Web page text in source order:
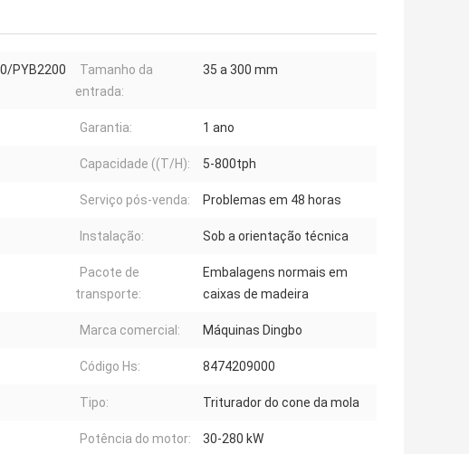
PYB2200
Tamanho da
entrada:
35 a 300 mm
Garantia: 1 ano
Capacidade ((T/H): 5-800tph
Serviço pós-venda: Problemas em 48 horas
Instalação: Sob a orientação técnica
Pacote de
transporte:
Embalagens normais em
caixas de madeira
Marca comercial: Máquinas Dingbo
Código Hs: 8474209000
Tipo: Triturador do cone da mola
Potência do motor: 30-280 kW